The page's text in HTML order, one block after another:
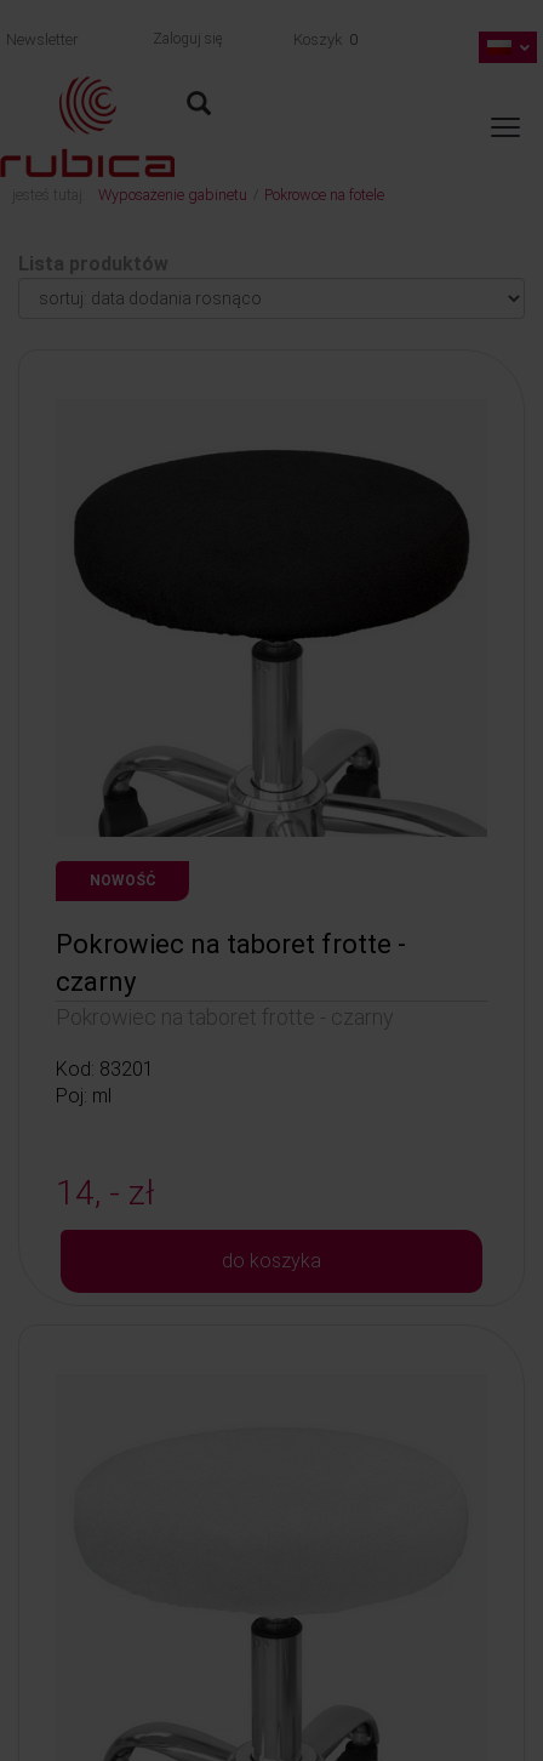
Newsletter Zaloguj się Koszyk 0
jesteś tutaj: Wyposażenie gabinetu Pokrowce na fotele
Lista produktów
NOWOŚĆ
Pokrowiec na taboret frotte -
czarny
Pokrowiec na taboret frotte - czarny
Kod: 83201
Poj: ml
14, - zł
do koszyka